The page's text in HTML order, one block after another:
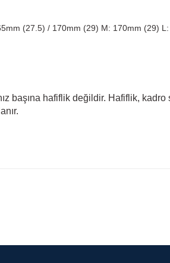
(27.5) / 170mm (29) M: 170mm (29)
başına hafiflik değildir. Hafiflik,